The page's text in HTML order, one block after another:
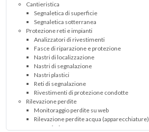
Cantieristica
Segnaletica di superficie
Segnaletica sotterranea
Protezione reti e impianti
Analizzatori di rivestimenti
Fasce di riparazione e protezione
Nastri di localizzazione
Nastri di segnalazione
Nastri plastici
Reti di segnalazione
Rivestimenti di protezione condotte
Rilevazione perdite
Monitoraggio perdite su web
Rilevazione perdite acqua (apparecchiature)
Componentistica